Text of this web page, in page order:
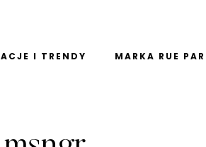
I TRENDY MARKA RUE